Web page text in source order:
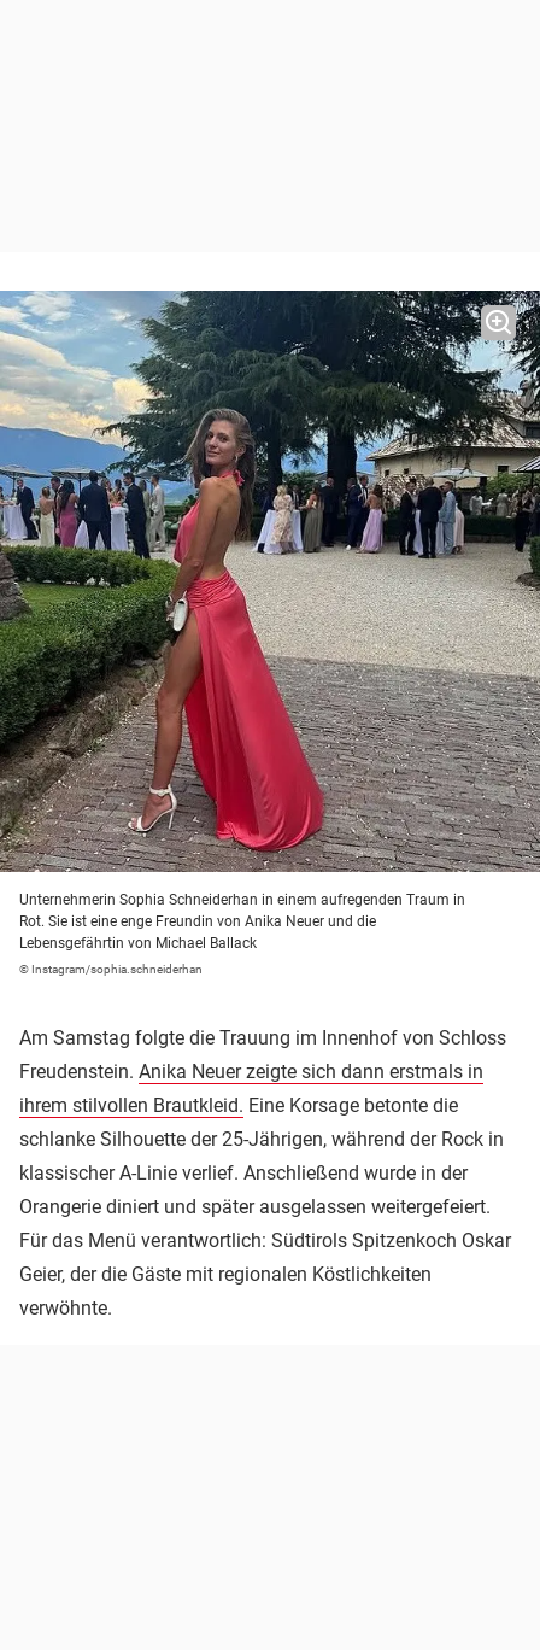
Unternehmerin Sophia Schneiderhan in einem aufregenden Traum in
Rot. Sie ist eine enge Freundin von Anika Neuer und die
Lebensgefährtin von Michael Ballack
© Instagram/sophia.schneiderhan
Am Samstag folgte die Trauung im Innenhof von Schloss
Freudenstein. Anika Neuer zeigte sich dann erstmals in
ihrem stilvollen Brautkleid. Eine Korsage betonte die
schlanke Silhouette der 25-Jährigen, während der Rock in
klassischer A-Linie verlief. Anschließend wurde in der
Orangerie diniert und später ausgelassen weitergefeiert.
Für das Menü verantwortlich: Südtirols Spitzenkoch Oskar
Geier, der die Gäste mit regionalen Köstlichkeiten
verwöhnte.